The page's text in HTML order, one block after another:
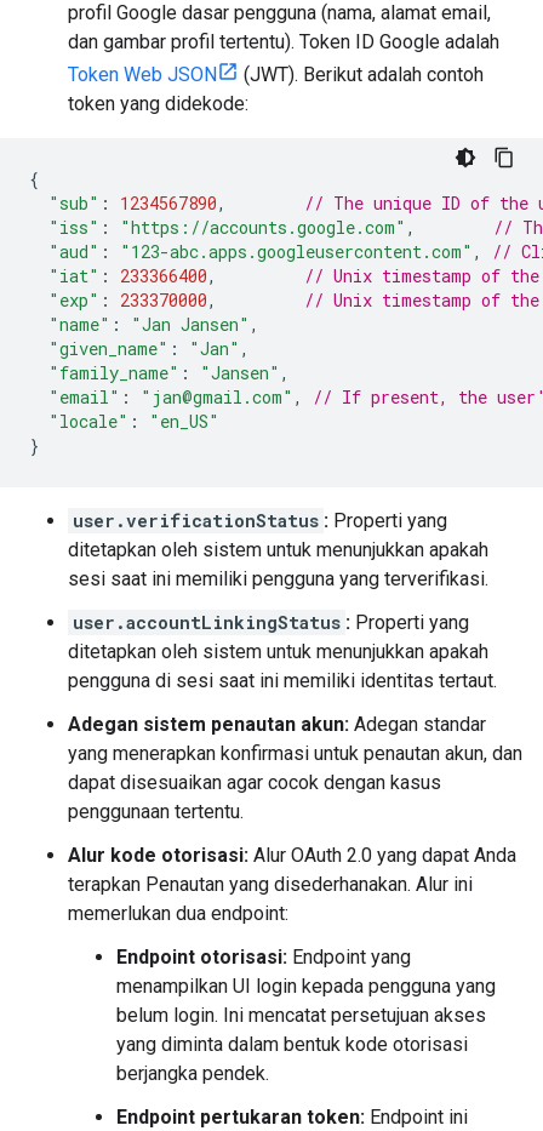
profil Google dasar pengguna (nama, alamat email,
dan gambar profil tertentu). Token ID Google adalah
Token Web JSON
(JWT). Berikut adalah contoh
token yang didekode:
{
"sub" : 1234567890,
// The unique ID of the
"iss" : "https://accounts.google.com" ,
//
"aud" : "123-abc.apps.googleusercontent.com" ,
//
"iat" : 233366400,
// Unix timestamp of
"exp" : 233370000,
// Unix timestamp of
"name" : "Jan Jansen" ,
"given_name" : "Jan" ,
"family_name" : "Jansen" ,
"email" : "jan@gmail.com" ,
// If present, the
"locale" :
"en_US"
}
user.verificationStatus : Properti yang
ditetapkan oleh sistem untuk menunjukkan apakah
sesi saat ini memiliki pengguna yang terverifikasi.
user.accountLinkingStatus : Properti yang
ditetapkan oleh sistem untuk menunjukkan apakah
pengguna di sesi saat ini memiliki identitas tertaut.
Adegan sistem penautan akun: Adegan standar
yang menerapkan konfirmasi untuk penautan akun, dan
dapat disesuaikan agar cocok dengan kasus
penggunaan tertentu.
Alur kode otorisasi: Alur OAuth 2.0 yang dapat Anda
terapkan Penautan yang disederhanakan. Alur ini
memerlukan dua endpoint:
Endpoint otorisasi: Endpoint yang
menampilkan UI login kepada pengguna yang
belum login. Ini mencatat persetujuan akses
yang diminta dalam bentuk kode otorisasi
berjangka pendek.
Endpoint pertukaran token: Endpoint ini